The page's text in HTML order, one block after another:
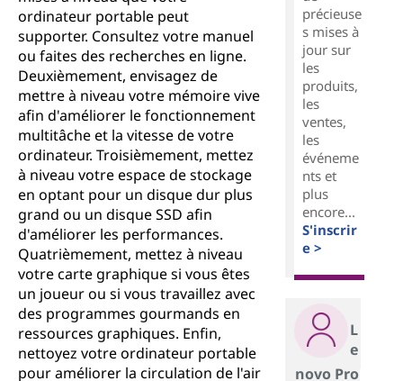
ordinateur portable peut
supporter. Consultez votre manuel
ou faites des recherches en ligne.
Deuxièmement, envisagez de
mettre à niveau votre mémoire vive
afin d'améliorer le fonctionnement
multitâche et la vitesse de votre
ordinateur. Troisièmement, mettez
à niveau votre espace de stockage
en optant pour un disque dur plus
grand ou un disque SSD afin
d'améliorer les performances.
Quatrièmement, mettez à niveau
votre carte graphique si vous êtes
un joueur ou si vous travaillez avec
des programmes gourmands en
ressources graphiques. Enfin,
nettoyez votre ordinateur portable
pour améliorer la circulation de l'air
précieuse
s mises à
jour sur
les
produits,
les
ventes,
les
événeme
nts et
plus
encore...
S'inscrir
e >
L
e
novo Pro